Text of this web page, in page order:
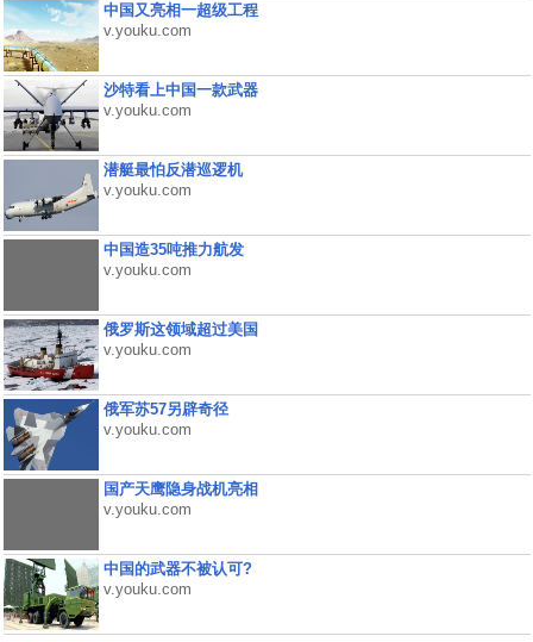
中国又亮相一超级工程
v.youku.com
沙特看上中国一款武器
v.youku.com
潜艇最怕反潜巡逻机
v.youku.com
中国造35吨推力航发
v.youku.com
俄罗斯这领域超过美国
v.youku.com
俄军苏57另辟奇径
v.youku.com
国产天鹰隐身战机亮相
v.youku.com
中国的武器不被认可?
v.youku.com